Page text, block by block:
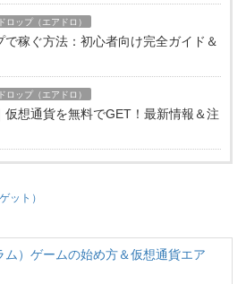
ロップ（エアドロ）
稼ぐ方法：初心者向け完全ガイド＆
ロップ（エアドロ）
仮想通貨を無料でGET！最新情報＆注
ット）
ム）ゲームの始め方＆仮想通貨エア